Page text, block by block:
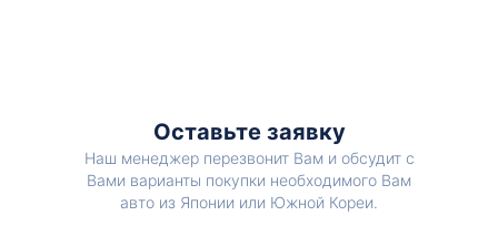
Оставьте заявку
Наш менеджер перезвонит Вам и обсудит с
Вами варианты покупки необходимого Вам
авто из Японии или Южной Кореи.